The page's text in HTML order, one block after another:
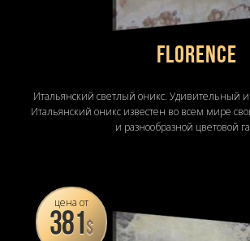
FLORENCE
Итальянский светлый оникс. Удивительный
Итальянский оникс известен во всем мире
и разнообразной цветовой
цена от
381$